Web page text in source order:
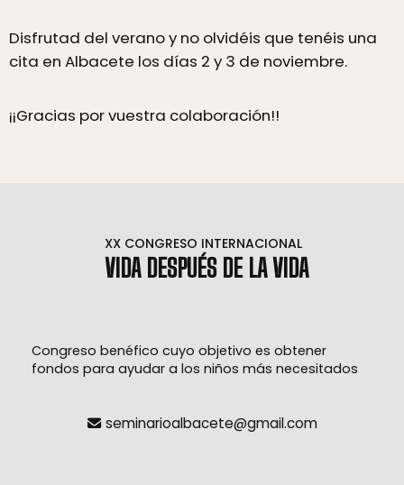
Disfrutad del verano y no olvidéis que tenéis una
cita en Albacete los días 2 y 3 de noviembre.
¡¡Gracias por vuestra colaboración!!
VIDA DESPUÉS DE LA VIDA
Congreso benéfico cuyo objetivo es obtener
fondos para ayudar a los niños más necesitados
seminarioalbacete@gmail.com